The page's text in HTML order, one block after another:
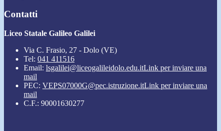
Contatti
Liceo Statale Galileo Galilei
Via C. Frasio, 27 - Dolo (VE)
Tel: 041 411516
Email: lsgalilei@liceogalileidolo.edu.itLink per inviare una
mail
PEC: VEPS07000G@pec.istruzione.itLink per inviare una
mail
C.F.: 90001630277